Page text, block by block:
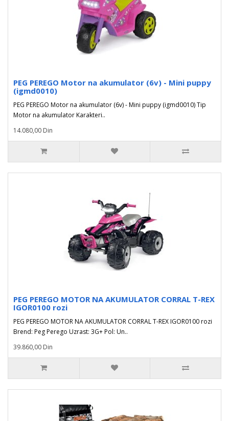
PEG PEREGO Motor na akumulator (6v) - Mini puppy
(igmd0010)
PEG PEREGO Motor na akumulator (6v) - Mini puppy (igmd0010) Tip
Motor na akumulator Karakteri..
14.080,00 Din
PEG PEREGO MOTOR NA AKUMULATOR CORRAL T-REX
IGOR0100 rozi
PEG PEREGO MOTOR NA AKUMULATOR CORRAL T-REX IGOR0100 rozi
Brend: Peg Perego Uzrast: 3G+ Pol: Un..
39.860,00 Din